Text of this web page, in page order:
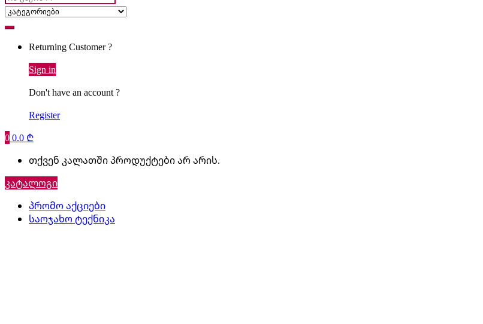
Returning Customer ?
Sign in
Don't have an account ?
Register
00.0 ₾
თქვენ კალათში პროდუქტები არ არის.
კატალოგი
პრომო აქციები
საოჯახო ტექნიკა